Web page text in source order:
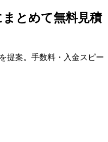
とめて無料見積
提案。手数料・入金スピー